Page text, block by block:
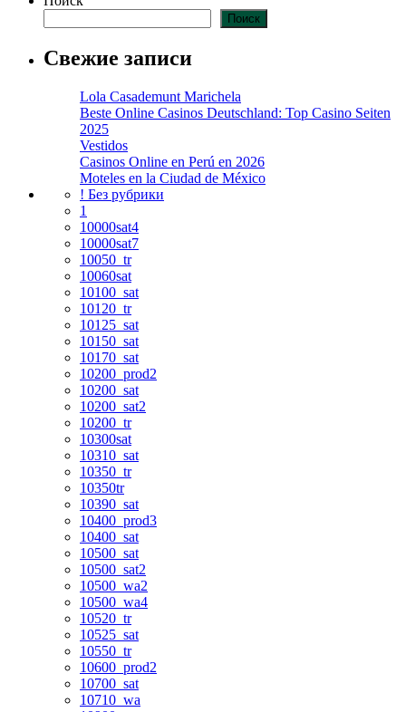
Поиск
Свежие записи
Lola Casademunt Marichela
Beste Online Casinos Deutschland: Top Casino Seiten
2025
Vestidos
Casinos Online en Perú en 2026
Moteles en la Ciudad de México
! Без рубрики
1
10000sat4
10000sat7
10050_tr
10060sat
10100_sat
10120_tr
10125_sat
10150_sat
10170_sat
10200_prod2
10200_sat
10200_sat2
10200_tr
10300sat
10310_sat
10350_tr
10350tr
10390_sat
10400_prod3
10400_sat
10500_sat
10500_sat2
10500_wa2
10500_wa4
10520_tr
10525_sat
10550_tr
10600_prod2
10700_sat
10710_wa